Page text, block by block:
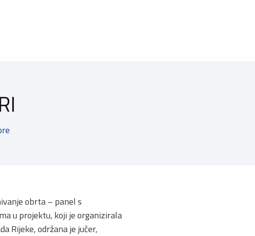
obrta – panel s
u projektu, koji je organizirala
Rijeke, održana je jučer,